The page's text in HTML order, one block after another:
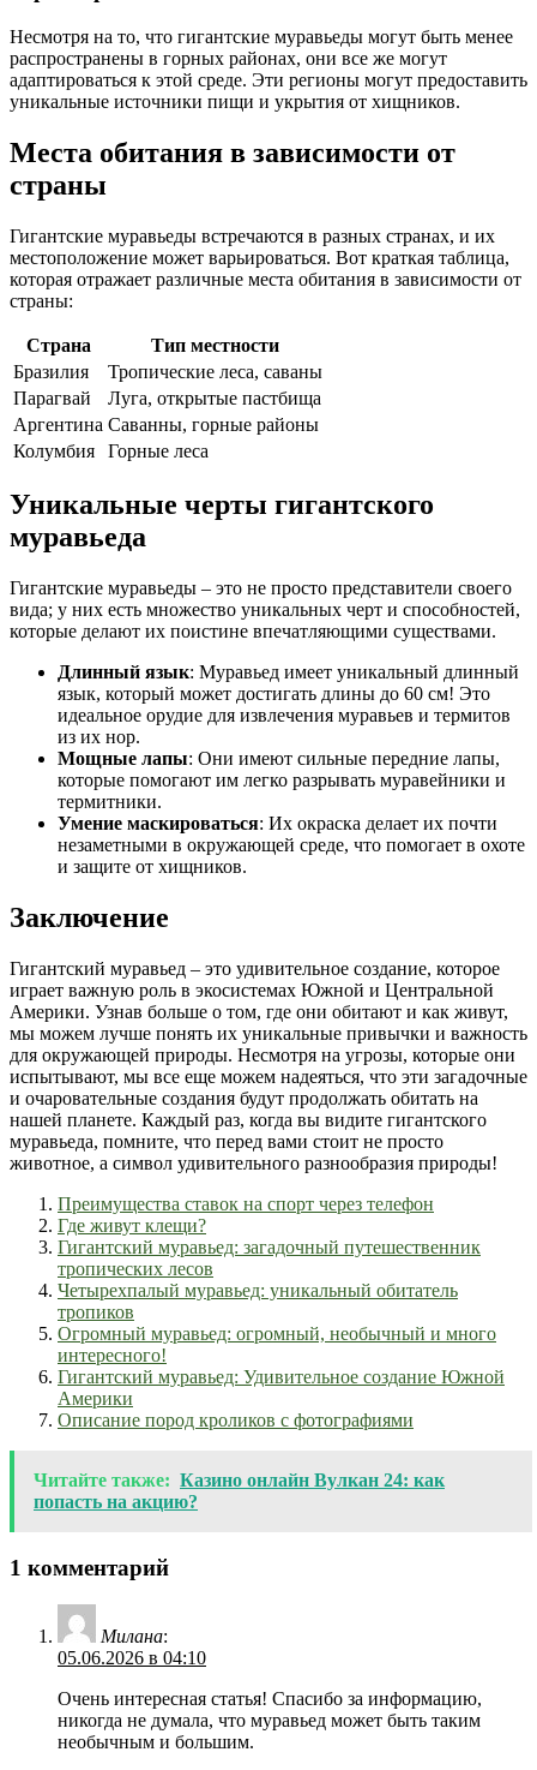
Несмотря на то, что гигантские муравьеды могут быть менее
распространены в горных районах, они все же могут
адаптироваться к этой среде. Эти регионы могут предоставить
уникальные источники пищи и укрытия от хищников.
Места обитания в зависимости от
страны
Гигантские муравьеды встречаются в разных странах, и их
местоположение может варьироваться. Вот краткая таблица,
которая отражает различные места обитания в зависимости от
страны:
Страна
Тип местности
Бразилия
Тропические леса, саваны
Парагвай
Луга, открытые пастбища
Аргентина Саванны, горные районы
Колумбия
Горные леса
Уникальные черты гигантского
муравьеда
Гигантские муравьеды – это не просто представители своего
вида; у них есть множество уникальных черт и способностей,
которые делают их поистине впечатляющими существами.
Длинный язык: Муравьед имеет уникальный длинный
язык, который может достигать длины до 60 см! Это
идеальное орудие для извлечения муравьев и термитов
из их нор.
Мощные лапы: Они имеют сильные передние лапы,
которые помогают им легко разрывать муравейники и
термитники.
Умение маскироваться: Их окраска делает их почти
незаметными в окружающей среде, что помогает в охоте
и защите от хищников.
Заключение
Гигантский муравьед – это удивительное создание, которое
играет важную роль в экосистемах Южной и Центральной
Америки. Узнав больше о том, где они обитают и как живут,
мы можем лучше понять их уникальные привычки и важность
для окружающей природы. Несмотря на угрозы, которые они
испытывают, мы все еще можем надеяться, что эти загадочные
и очаровательные создания будут продолжать обитать на
нашей планете. Каждый раз, когда вы видите гигантского
муравьеда, помните, что перед вами стоит не просто
животное, а символ удивительного разнообразия природы!
Преимущества ставок на спорт через телефон
Где живут клещи?
Гигантский муравьед: загадочный путешественник
тропических лесов
Четырехпалый муравьед: уникальный обитатель
тропиков
Огромный муравьед: огромный, необычный и много
интересного!
Гигантский муравьед: Удивительное создание Южной
Америки
Описание пород кроликов с фотографиями
Читайте также: Казино онлайн Вулкан 24: как
попасть на акцию?
1 комментарий
Милана:
05.06.2026 в 04:10
Очень интересная статья! Спасибо за информацию,
никогда не думала, что муравьед может быть таким
необычным и большим.